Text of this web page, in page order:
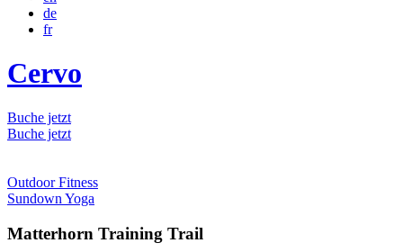
de
fr
Cervo
Buche jetzt
Buche jetzt
Outdoor Fitness
Sundown Yoga
Matterhorn Training Trail